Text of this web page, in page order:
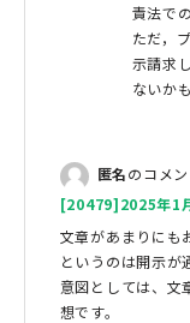
責法で
ただ，
示請求
ないか
匿名のコメン
[20479]2025年1
文章があまりにも
というのは開示が
意図としては、文
想です。